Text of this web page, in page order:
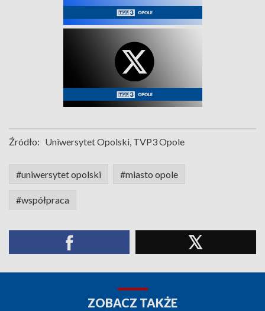
Źródło: Uniwersytet Opolski, TVP3 Opole
#uniwersytet opolski #miasto opole
#współpraca
ZOBACZ TAKŻE